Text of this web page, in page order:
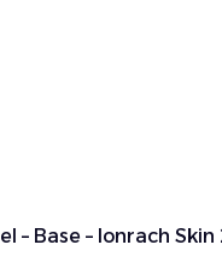
– Base – Ionrach Skin